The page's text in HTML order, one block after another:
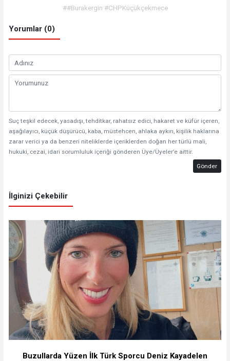
##Burakergin #CHPKüçükçekmece
Yorumlar (0)
Suç teşkil edecek, yasadışı, tehditkar, rahatsız edici, hakaret ve küfür içeren,
aşağılayıcı, küçük düşürücü, kaba, müstehcen, ahlaka aykırı, kişilik haklarına
zarar verici ya da benzeri niteliklerde içeriklerden doğan her türlü mali,
hukuki, cezai, idari sorumluluk içeriği gönderen Üye/Üyeler’e aittir.
Gönder
İlginizi Çekebilir
Buzullarda Yüzen İlk Türk Sporcu Deniz Kayadelen